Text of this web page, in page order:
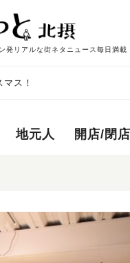
発リアルな街ネタニュース毎日満載
ス！
地元人 開店/閉店